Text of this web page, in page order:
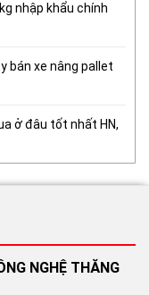
nhập khẩu chính
bán xe nâng pallet
ở đâu tốt nhất HN,
NGHỆ THĂNG